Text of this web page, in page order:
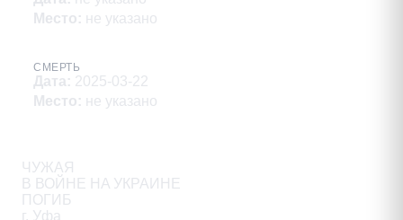
Место: не указано
СМЕРТЬ
Дата: 2025-03-22
Место: не указано
ЧУЖАЯ
В ВОЙНЕ HA УКРАИНЕ
ПОГИБ
г. Уфа